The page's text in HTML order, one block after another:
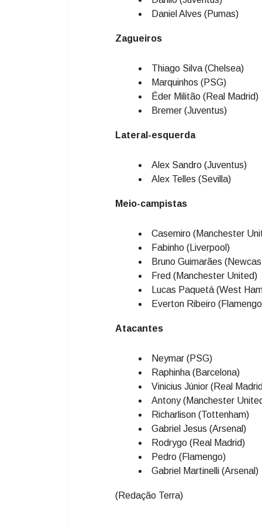
Daniel Alves (Pumas)
Zagueiros
Thiago Silva (Chelsea)
Marquinhos (PSG)
Éder Militão (Real Madrid)
Bremer (Juventus)
Lateral-esquerda
Alex Sandro (Juventus)
Alex Telles (Sevilla)
Meio-campistas
Casemiro (Manchester
Fabinho (Liverpool)
Bruno Guimarães
Fred (Manchester United)
Lucas Paquetá (West
Everton Ribeiro
Atacantes
Neymar (PSG)
Raphinha (Barcelona)
Vinicius Júnior (Real
Antony (Manchester
Richarlison (Tottenham)
Gabriel Jesus (Arsenal)
Rodrygo (Real Madrid)
Pedro (Flamengo)
Gabriel Martinelli (Arsenal)
(Redação Terra)